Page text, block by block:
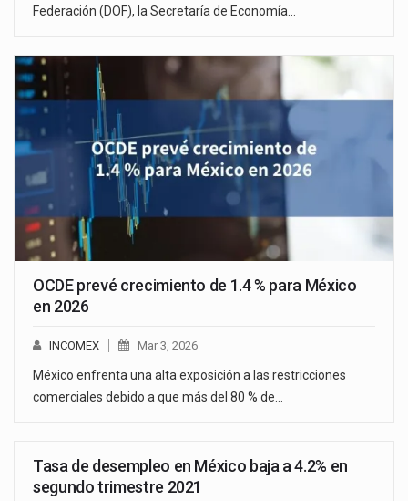
Federación (DOF), la Secretaría de Economía…
OCDE prevé crecimiento de 1.4 % para México
en 2026
INCOMEX Mar 3, 2026
México enfrenta una alta exposición a las restricciones
comerciales debido a que más del 80 % de…
Tasa de desempleo en México baja a 4.2% en
segundo trimestre 2021